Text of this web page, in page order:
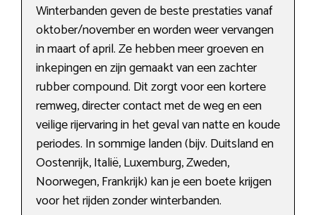
Winterbanden geven de beste prestaties vanaf
oktober/november en worden weer vervangen
in maart of april. Ze hebben meer groeven en
inkepingen en zijn gemaakt van een zachter
rubber compound. Dit zorgt voor een kortere
remweg, directer contact met de weg en een
veilige rijervaring in het geval van natte en koude
periodes. In sommige landen (bijv. Duitsland en
Oostenrijk, Italië, Luxemburg, Zweden,
Noorwegen, Frankrijk) kan je een boete krijgen
voor het rijden zonder winterbanden.